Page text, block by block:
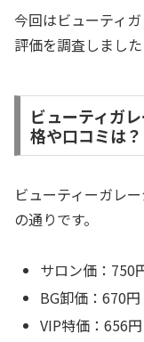
今回はビューティ
評価を調査しました
ビューティガ
格や口コミは？
ビューティーガレ
の通りです。
サロン価：750
BG卸価：670円
VIP特価：656円